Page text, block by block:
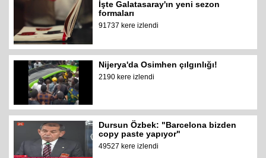
İşte Galatasaray'ın yeni sezon
formaları
91737 kere izlendi
Nijerya'da Osimhen çılgınlığı!
2190 kere izlendi
Dursun Özbek: "Barcelona bizden
copy paste yapıyor"
49527 kere izlendi